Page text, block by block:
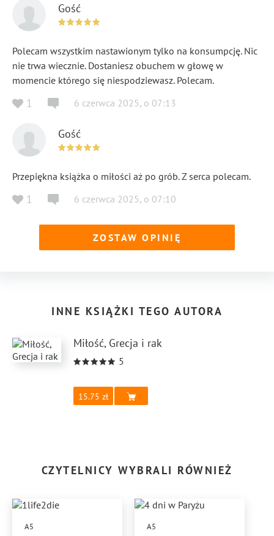
Gość
Polecam wszystkim nastawionym tylko na konsumpcję. Nic
nie trwa wiecznie. Dostaniesz obuchem w głowę w
momencie którego się niespodziewasz. Polecam.
1 6 czerwca 2025, o 07:13
Gość
Przepiękna książka o miłości aż po grób. Z serca polecam.
1 6 czerwca 2025, o 07:10
ZOSTAW OPINIĘ
INNE KSIĄŻKI TEGO AUTORA
Miłość, Grecja i rak
5
15.75
CZYTELNICY WYBRALI RÓWNIEŻ
A5 A5